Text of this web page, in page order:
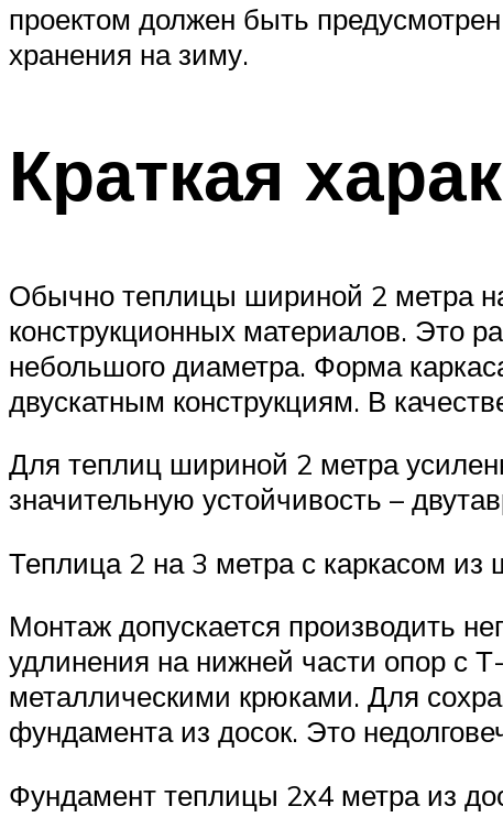
проектом должен быть
хранения на зиму.
Краткая
Обычно теплицы шириной 2 метра
конструкционных материалов. Это
небольшого диаметра. Форма
двускатным конструкциям. В
Для теплиц шириной 2 метра
значительную устойчивость –
Теплица 2 на 3 метра с каркасом из
Монтаж допускается производить
удлинения на нижней части опор с
металлическими крюками. Для
фундамента из досок. Это
Фундамент теплицы 2х4 метра из